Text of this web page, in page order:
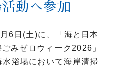
動へ参加
6日(土)に、「海と日本
みゼロウィーク2026」
浴場において海岸清掃